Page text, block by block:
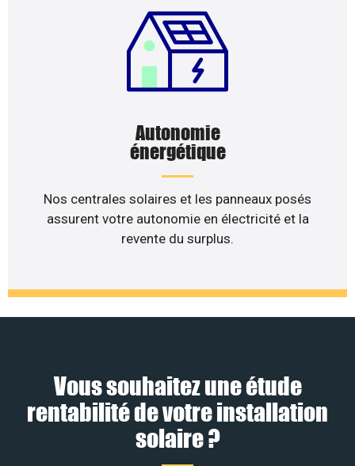
Autonomie
énergétique
Nos centrales solaires et les panneaux posés
assurent votre autonomie en électricité et la
revente du surplus.
Vous souhaitez une étude
rentabilité de votre installation
solaire ?